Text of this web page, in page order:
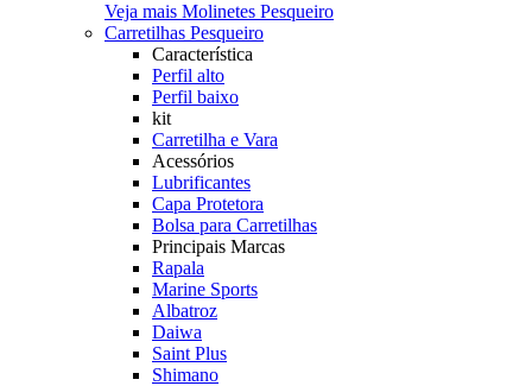
Veja mais Molinetes Pesqueiro
Carretilhas Pesqueiro
Característica
Perfil alto
Perfil baixo
kit
Carretilha e Vara
Acessórios
Lubrificantes
Capa Protetora
Bolsa para Carretilhas
Principais Marcas
Rapala
Marine Sports
Albatroz
Daiwa
Saint Plus
Shimano